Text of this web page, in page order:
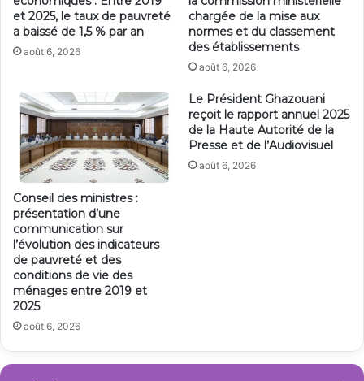
et 2025, le taux de pauvreté
a baissé de 1,5 % par an
août 6, 2026
chargée de la mise aux
normes et du classement
des établissements
août 6, 2026
Conseil des ministres :
présentation d’une
communication sur
l’évolution des indicateurs
de pauvreté et des
conditions de vie des
ménages entre 2019 et
2025
août 6, 2026
Le Président Ghazouani
reçoit le rapport annuel 2025
de la Haute Autorité de la
Presse et de l’Audiovisuel
août 6, 2026